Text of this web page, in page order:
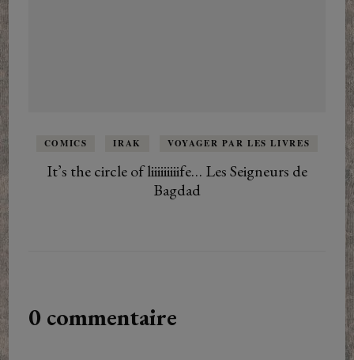
COMICS IRAK VOYAGER PAR LES LIVRES
It’s the circle of liiiiiiiiife… Les Seigneurs de
Bagdad
0 commentaire